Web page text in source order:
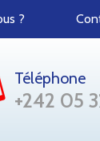
?
Téléphone
+242 05